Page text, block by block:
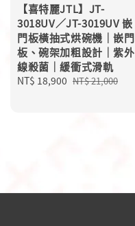
【喜特麗JTL】JT-
3018UV／JT-3019UV 嵌
門板橫抽式烘碗機｜嵌門
板、碗架加粗設計｜紫外
線殺菌｜緩衝式滑軌
Sale
NT$ 18,900 Regular
NT$ 21,000